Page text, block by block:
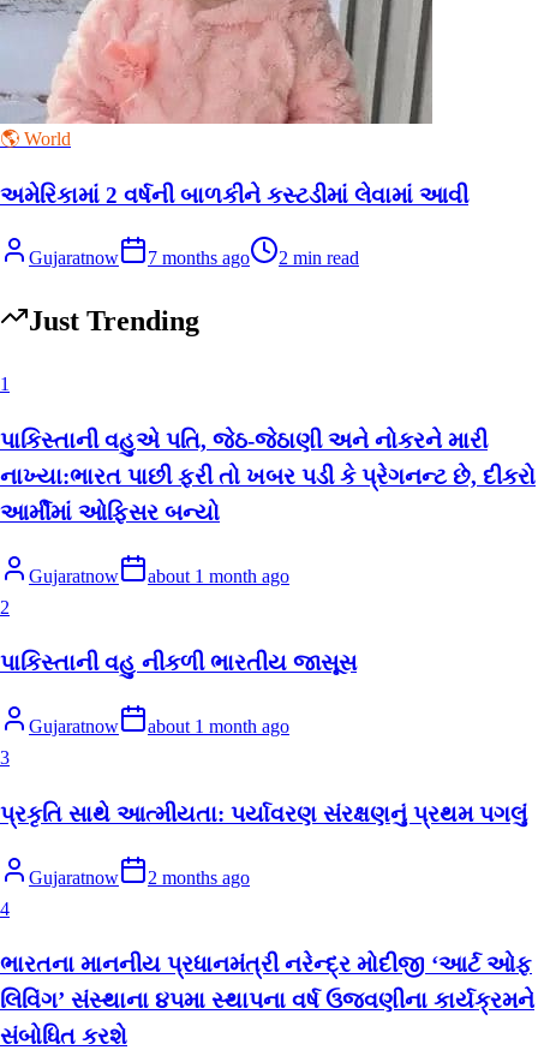
🌎 World
અમેરિકામાં 2 વર્ષની બાળકીને કસ્ટડીમાં લેવામાં આવી
Gujaratnow 7 months ago 2 min read
Just Trending
1
પાકિસ્તાની વહુએ પતિ, જેઠ-જેઠાણી અને નોકરને મારી
નાખ્યા:ભારત પાછી ફરી તો ખબર પડી કે પ્રેગનન્ટ છે, દીકરો
આર્મીમાં ઓફિસર બન્યો
Gujaratnow
about 1 month ago
2
પાકિસ્તાની વહુ નીકળી ભારતીય જાસૂસ
Gujaratnow
about 1 month ago
3
પ્રકૃતિ સાથે આત્મીયતા: પર્યાવરણ સંરક્ષણનું પ્રથમ પગલું
Gujaratnow
2 months ago
4
ભારતના માનનીય પ્રધાનમંત્રી નરેન્દ્ર મોદીજી ‘આર્ટ ઓફ
લિવિંગ’ સંસ્થાના ૪૫મા સ્થાપના વર્ષ ઉજવણીના કાર્યક્રમને
સંબોધિત કરશે